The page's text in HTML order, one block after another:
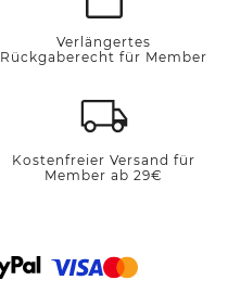
Verlängertes
Rückgaberecht für Member
Kostenfreier Versand für
Member ab 29€